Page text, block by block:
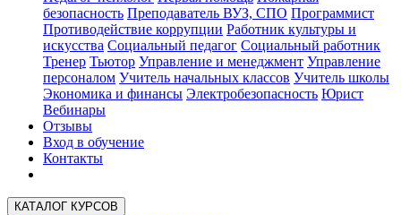
безопасность Преподаватель ВУЗ, СПО Программист
Противодействие коррупции Работник культуры и
искусства Социальный педагог Социальный работник
Тренер Тьютор Управление и менеджмент Управление
персоналом Учитель начальных классов Учитель школы
Экономика и финансы Электробезопасность Юрист
Вебинары
Отзывы
Вход в обучение
Контакты
КАТАЛОГ КУРСОВ